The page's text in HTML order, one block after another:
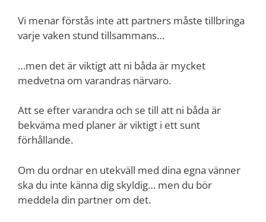
Vi menar förstås inte att partners måste tillbringa
varje vaken stund tillsammans…
…men det är viktigt att ni båda är mycket
medvetna om varandras närvaro.
Att se efter varandra och se till att ni båda är
bekväma med planer är viktigt i ett sunt
förhållande.
Om du ordnar en utekväll med dina egna vänner
ska du inte känna dig skyldig… men du bör
meddela din partner om det.